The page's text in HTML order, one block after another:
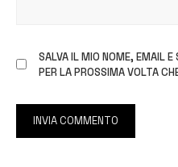
SALVA IL MIO NOME, EMAIL
PER LA PROSSIMA VOLTA